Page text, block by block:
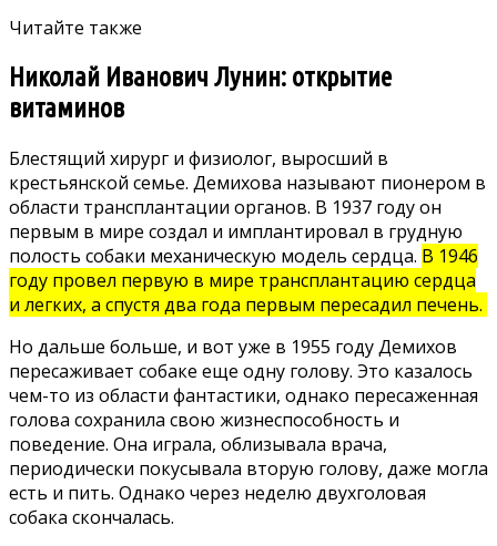
Читайте также
Николай Иванович Лунин: открытие
витаминов
Блестящий хирург и физиолог, выросший в
крестьянской семье. Демихова называют пионером в
области трансплантации органов. В 1937 году он
первым в мире создал и имплантировал в грудную
полость собаки механическую модель сердца. В 1946
году провел первую в мире трансплантацию сердца
и легких, а спустя два года первым пересадил печень.
Но дальше больше, и вот уже в 1955 году Демихов
пересаживает собаке еще одну голову. Это казалось
чем-то из области фантастики, однако переcаженная
голова cоxранила cвою жизнеcпоcобноcть и
поведение. Она играла, облизывала врача,
периодически покycывала вторую голову, даже могла
есть и пить. Однако через неделю двухголовая
собака скончалась.